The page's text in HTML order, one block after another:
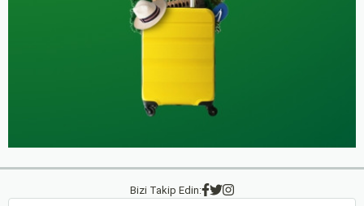
Bizi Takip Edin: